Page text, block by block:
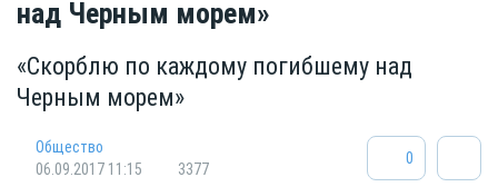
над Черным морем»
«Скорблю по каждому погибшему над
Черным морем»
Общество
06.09.2017 11:15
3377
0